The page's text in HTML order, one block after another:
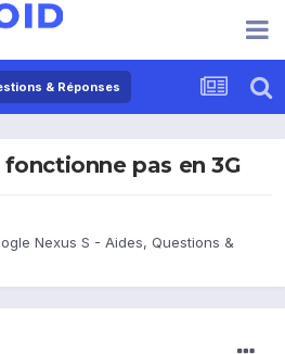
& Réponses
pas en 3G
Nexus S - Aides, Questions &